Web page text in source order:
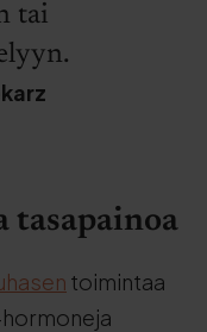
tai
tasapainoa
toimintaa